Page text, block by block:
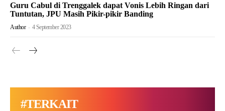
Guru Cabul di Trenggalek dapat Vonis Lebih Ringan dari
Tuntutan, JPU Masih Pikir-pikir Banding
Author - 4 September 2023
#TERKAIT